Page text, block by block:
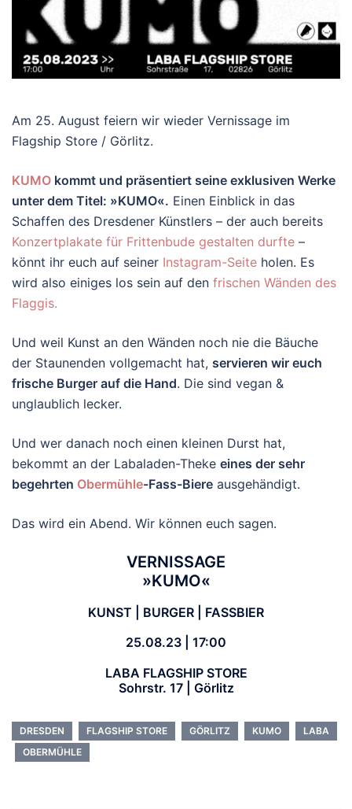
Am 25. August feiern wir wieder Vernissage im
Flagship Store / Görlitz.
KUMO kommt und präsentiert seine exklusiven Werke
unter dem Titel: »KUMO«. Einen Einblick in das
Schaffen des Dresdener Künstlers – der auch bereits
Konzertplakate für Frittenbude gestalten durfte –
könnt ihr euch auf seiner Instagram-Seite holen. Es
wird also einiges los sein auf den frischen Wänden des
Flaggis.
Und weil Kunst an den Wänden noch nie die Bäuche
der Staunenden vollgemacht hat, servieren wir euch
frische Burger auf die Hand. Die sind vegan &
unglaublich lecker.
Und wer danach noch einen kleinen Durst hat,
bekommt an der Labaladen-Theke eines der sehr
begehrten Obermühle-Fass-Biere ausgehändigt.
Das wird ein Abend. Wir können euch sagen.
VERNISSAGE
»KUMO«
KUNST | BURGER | FASSBIER
25.08.23 | 17:00
LABA FLAGSHIP STORE
Sohrstr. 17 | Görlitz
DRESDEN FLAGSHIP STORE GÖRLITZ KUMO
LABA
OBERMÜHLE